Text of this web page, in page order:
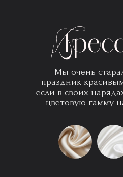
Мы очень
праздник
если в своих
цветовую гамму